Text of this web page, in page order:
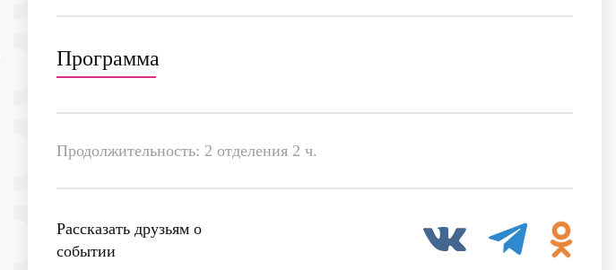
Программа
Продолжительность: 2 отделения 2 ч.
Рассказать друзьям о
событии